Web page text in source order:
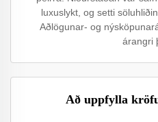
luxuslykt, og setti
Aðlögunar- og
árangri
Að uppfylla